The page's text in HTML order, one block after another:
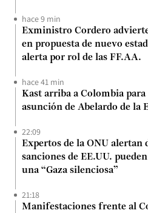
hace 9 min
Exministro Cordero
en propuesta de nuevo
alerta por rol de las FF.AA.
hace 41 min
Kast arriba a Colombia
asunción de Abelardo de la
22:09
Expertos de la ONU alertan
sanciones de EE.UU.
una “Gaza silenciosa”
21:18
Manifestaciones frente al